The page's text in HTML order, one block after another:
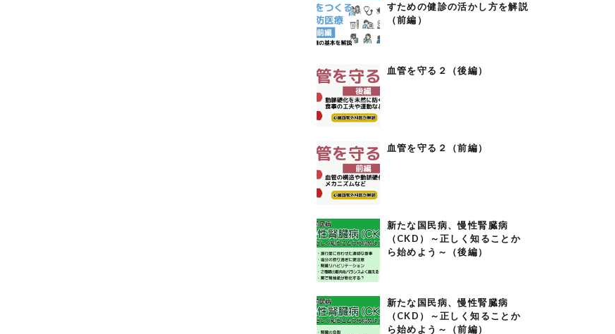
すための健診の活かし方を解説
（前編）
血管を守る２（後編）
血管を守る２（前編）
新たな国民病、慢性腎臓病
（CKD）～正しく知ることか
ら始めよう～（後編）
新たな国民病、慢性腎臓病
（CKD）～正しく知ることか
ら始めよう～（前編）